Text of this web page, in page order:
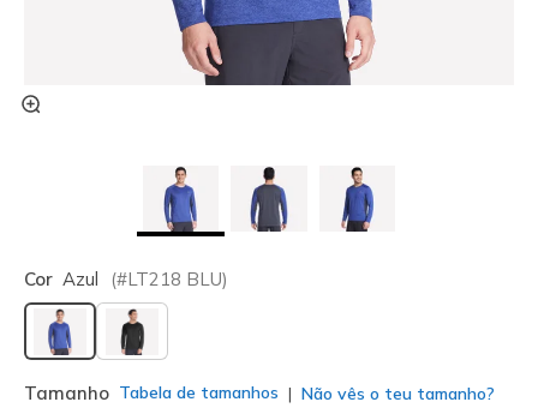
Cor Azul (#LT218 BLU)
selecionado
Tamanho Tabela de tamanhos Não vês o teu tamanho?